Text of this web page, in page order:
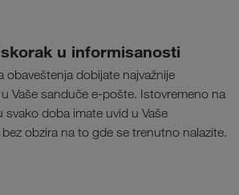
u informisanosti
obaveštenja dobijate najvažnije
Vaše sanduče e-pošte. Istovremeno na
svako doba imate uvid u Vaše
obzira na to gde se trenutno nalazite.